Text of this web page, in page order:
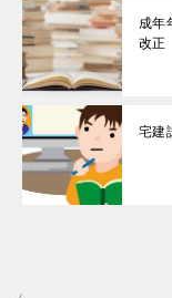
成年
改正
宅建